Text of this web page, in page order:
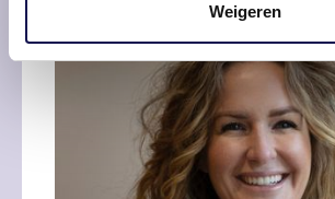
Weigeren